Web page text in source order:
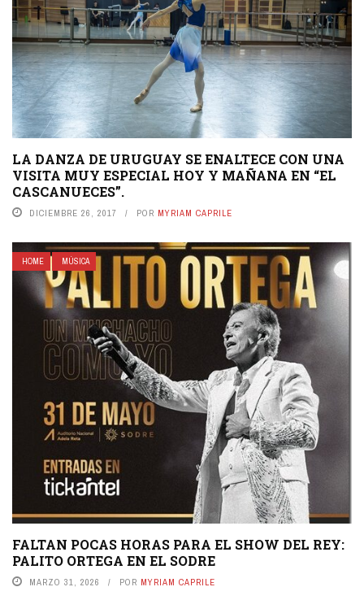
LA DANZA DE URUGUAY SE ENALTECE CON UNA
VISITA MUY ESPECIAL HOY Y MAÑANA EN “EL
CASCANUECES”.
DICIEMBRE 26, 2017 POR MYRIAM CAPRILE
HOME MÚSICA
FALTAN POCAS HORAS PARA EL SHOW DEL REY:
PALITO ORTEGA EN EL SODRE
MARZO 31, 2026 POR MYRIAM CAPRILE